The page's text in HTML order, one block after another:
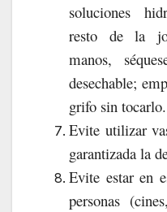
soluciones
resto de la
manos,
desechable;
grifo sin tocarlo.
Evite utilizar
garantizada la
Evite estar en
personas